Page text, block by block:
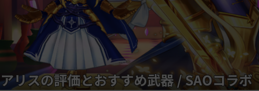
アリスの評価とおすすめ武器 / SAOコラボ